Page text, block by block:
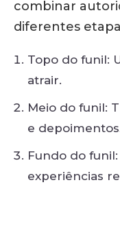
combinar
diferentes
Topo do funil:
atrair.
Meio do funil:
e
Fundo do
experiências